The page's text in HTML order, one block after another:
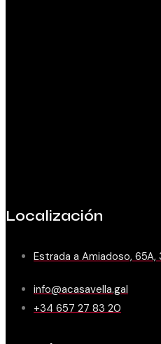
Localización
Estrada a Amiadoso,
info@acasavella.gal
+34 657 27 83 20